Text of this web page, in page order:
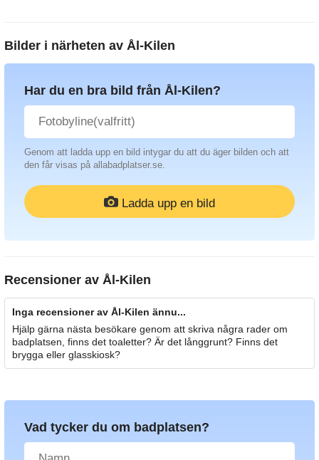
Bilder i närheten av Ål-Kilen
Har du en bra bild från Ål-Kilen?
Genom att ladda upp en bild intygar du att du äger bilden och att
den får visas på allabadplatser.se.
Ladda upp en bild
Recensioner av Ål-Kilen
Inga recensioner av Ål-Kilen ännu...
Hjälp gärna nästa besökare genom att skriva några rader om
badplatsen, finns det toaletter? Är det långgrunt? Finns det
brygga eller glasskiosk?
Vad tycker du om badplatsen?